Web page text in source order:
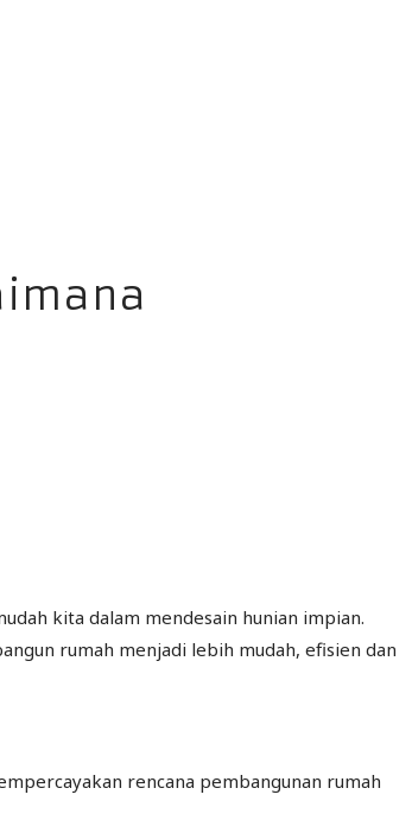
kita dalam mendesain hunian impian.
rumah menjadi lebih mudah, efisien dan
rencana pembangunan rumah